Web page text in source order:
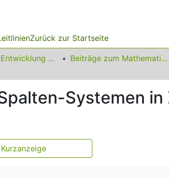
Zurück zur Startseite
Institut für Entwicklung und Erforschung des Mathematikunterrichts Beiträge zum Mathematikunterricht
Systemen in
Kurzanzeige